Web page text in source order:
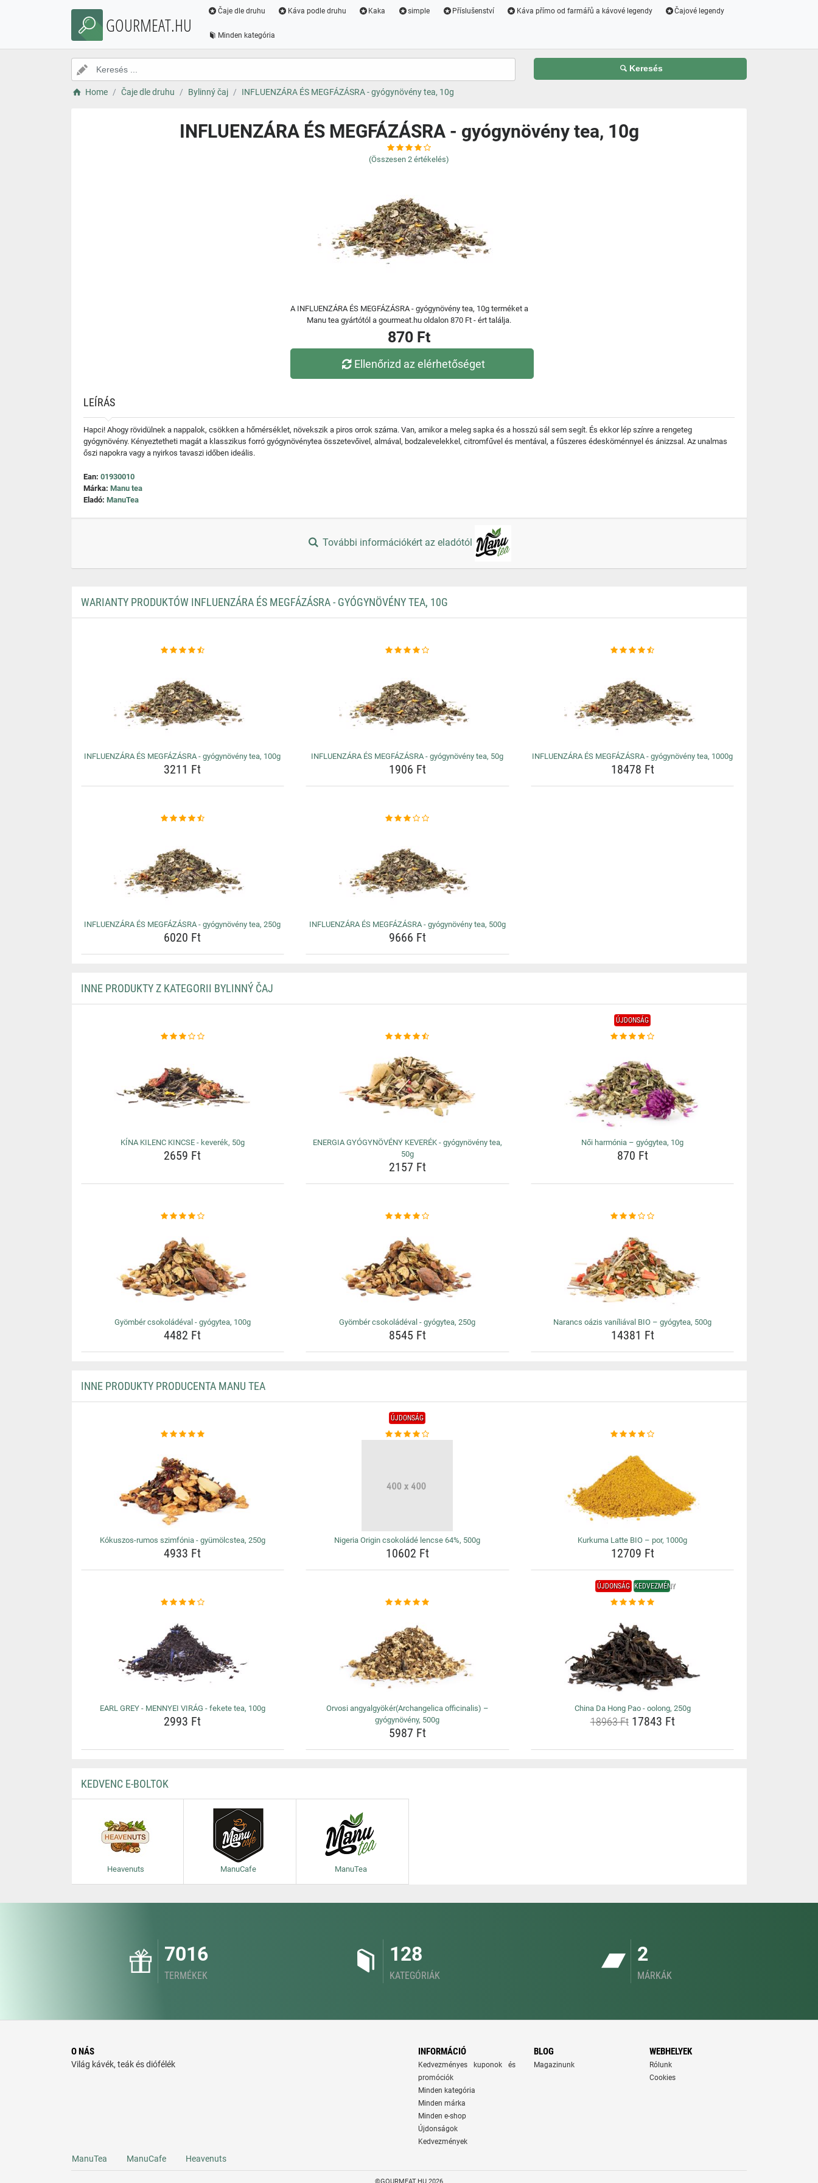
GOURMEAT.HU
Čaje dle druhu Káva podle druhu Kaka simple Příslušenství Káva přímo od farmářů a kávové legendy Čajové legendy
Minden kategória
Keresés
Home Čaje dle druhu Bylinný čaj INFLUENZÁRA ÉS MEGFÁZÁSRA - gyógynövény tea, 10g
INFLUENZÁRA ÉS MEGFÁZÁSRA - gyógynövény tea, 10g
(Összesen 2 értékelés)
A INFLUENZÁRA ÉS MEGFÁZÁSRA - gyógynövény tea, 10g terméket a
Manu tea gyártótól a gourmeat.hu oldalon 870 Ft - ért találja.
870 Ft
Ellenőrizd az elérhetőséget
LEÍRÁS
Hapci! Ahogy rövidülnek a nappalok, csökken a hőmérséklet, növekszik a piros orrok száma. Van, amikor a meleg sapka és a hosszú sál sem segít. És ekkor lép színre a rengeteg
gyógynövény. Kényeztetheti magát a klasszikus forró gyógynövénytea összetevőivel, almával, bodzalevelekkel, citromfűvel és mentával, a fűszeres édesköménnyel és ánizzsal. Az unalmas
őszi napokra vagy a nyirkos tavaszi időben ideális.
Ean: 01930010
Márka: Manu tea
Eladó: ManuTea
További információkért az eladótól
WARIANTY PRODUKTÓW INFLUENZÁRA ÉS MEGFÁZÁSRA - GYÓGYNÖVÉNY TEA, 10G
INFLUENZÁRA ÉS MEGFÁZÁSRA - gyógynövény tea, 100g
3211 Ft
INFLUENZÁRA ÉS MEGFÁZÁSRA - gyógynövény tea, 50g
1906 Ft
INFLUENZÁRA ÉS MEGFÁZÁSRA - gyógynövény tea, 1000g
18478 Ft
INFLUENZÁRA ÉS MEGFÁZÁSRA - gyógynövény tea, 250g
6020 Ft
INFLUENZÁRA ÉS MEGFÁZÁSRA - gyógynövény tea, 500g
9666 Ft
INNE PRODUKTY Z KATEGORII BYLINNÝ ČAJ
KÍNA KILENC KINCSE - keverék, 50g
2659 Ft
ENERGIA GYÓGYNÖVÉNY KEVERÉK - gyógynövény tea,
50g
2157 Ft
ÚJDONSÁG
Női harmónia – gyógytea, 10g
870 Ft
Gyömbér csokoládéval - gyógytea, 100g
4482 Ft
Gyömbér csokoládéval - gyógytea, 250g
8545 Ft
Narancs oázis vaníliával BIO – gyógytea, 500g
14381 Ft
INNE PRODUKTY PRODUCENTA MANU TEA
Kókuszos-rumos szimfónia - gyümölcstea, 250g
4933 Ft
ÚJDONSÁG
Nigeria Origin csokoládé lencse 64%, 500g
10602 Ft
Kurkuma Latte BIO – por, 1000g
12709 Ft
EARL GREY - MENNYEI VIRÁG - fekete tea, 100g
2993 Ft
Orvosi angyalgyökér(Archangelica officinalis) –
gyógynövény, 500g
5987 Ft
ÚJDONSÁG KEDVEZMÉNY
China Da Hong Pao - oolong, 250g
18963 Ft17843 Ft
KEDVENC E-BOLTOK
Heavenuts ManuCafe ManuTea
7016
TERMÉKEK
128
KATEGÓRIÁK
2
MÁRKÁK
O NÁS
Világ kávék, teák és diófélék
INFORMÁCIÓ
Kedvezményes kuponok és
promóciók
Minden kategória
Minden márka
Minden e-shop
Újdonságok
Kedvezmények
BLOG
Magazinunk
WEBHELYEK
Rólunk
Cookies
ManuTea ManuCafe Heavenuts